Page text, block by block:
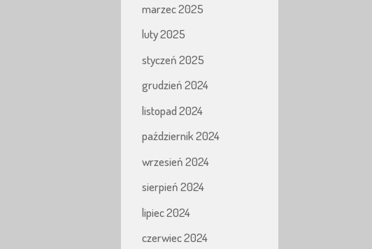
marzec 2025
luty 2025
styczeń 2025
grudzień 2024
listopad 2024
październik 2024
wrzesień 2024
sierpień 2024
lipiec 2024
czerwiec 2024